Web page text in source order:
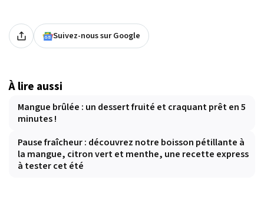
Suivez-nous sur Google
À lire aussi
Mangue brûlée : un dessert fruité et craquant prêt en 5
minutes !
Pause fraîcheur : découvrez notre boisson pétillante à
la mangue, citron vert et menthe, une recette express
à tester cet été